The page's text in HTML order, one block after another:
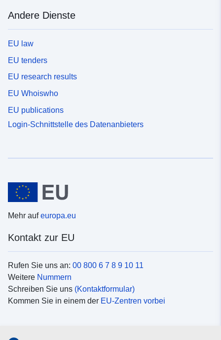
Andere Dienste
EU law
EU tenders
EU research results
EU Whoiswho
EU publications
Login-Schnittstelle des Datenanbieters
Mehr aufeuropa.eu
Kontakt zur EU
Rufen Sie uns an: 00 800 6 7 8 9 10 11
Weitere Nummern
Schreiben Sie uns (Kontaktformular)
Kommen Sie in einem der EU-Zentren vorbei